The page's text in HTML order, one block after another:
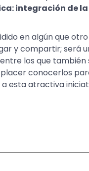
integración de
en algún que
y compartir; será
los que
conocerlos
esta atractiva